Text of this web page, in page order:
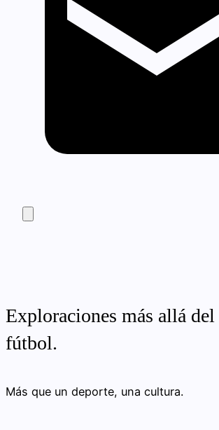
Exploraciones más allá del
fútbol.
Más que un deporte, una cultura.